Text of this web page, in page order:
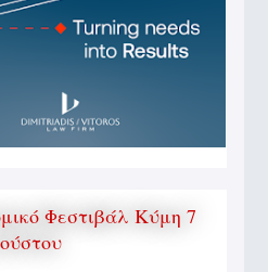
Φεστιβάλ Κύμη 7